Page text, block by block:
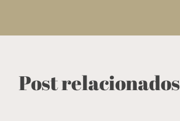
Post relacionados